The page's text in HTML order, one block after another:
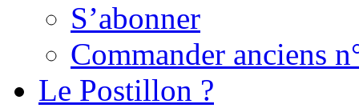
S’abonner
Commander anciens
Le Postillon ?